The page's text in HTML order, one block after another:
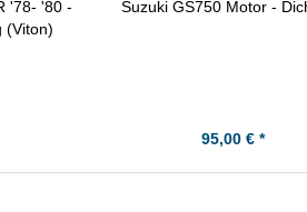
'78- '80 -
(Viton)
Suzuki GS750 Motor -
95,00 € *